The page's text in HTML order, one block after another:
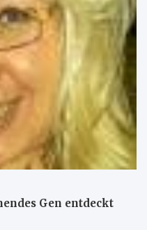
Gen entdeckt